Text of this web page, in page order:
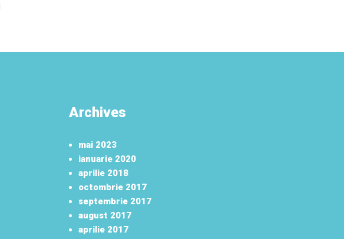
Archives
mai 2023
ianuarie 2020
aprilie 2018
octombrie 2017
septembrie 2017
august 2017
aprilie 2017